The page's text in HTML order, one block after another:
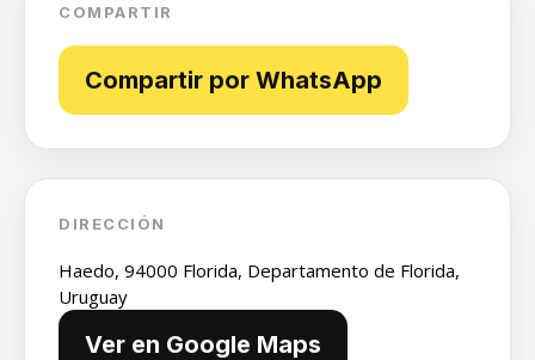
COMPARTIR
Compartir por WhatsApp
DIRECCIÓN
Haedo, 94000 Florida, Departamento de Florida,
Uruguay
Ver en Google Maps